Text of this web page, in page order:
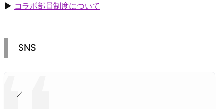
▶ コラボ部員制度について
SNS
／